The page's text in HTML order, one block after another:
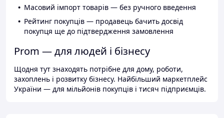
Масовий імпорт товарів — без ручного введення
Рейтинг покупців — продавець бачить досвід
покупця ще до підтвердження замовлення
Prom — для людей і бізнесу
Щодня тут знаходять потрібне для дому, роботи,
захоплень і розвитку бізнесу. Найбільший маркетплейс
України — для мільйонів покупців і тисяч підприємців.